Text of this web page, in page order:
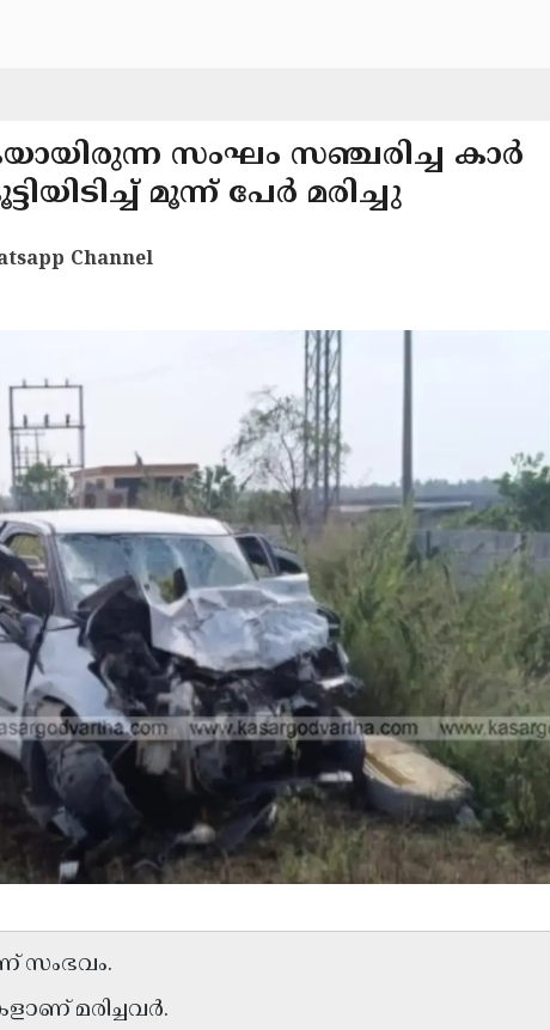
സംഘം സഞ്ചരിച്ച കാർ
മൂന്ന് പേർ മരിച്ചു
Channel
സംഭവം.
മരിച്ചവർ.